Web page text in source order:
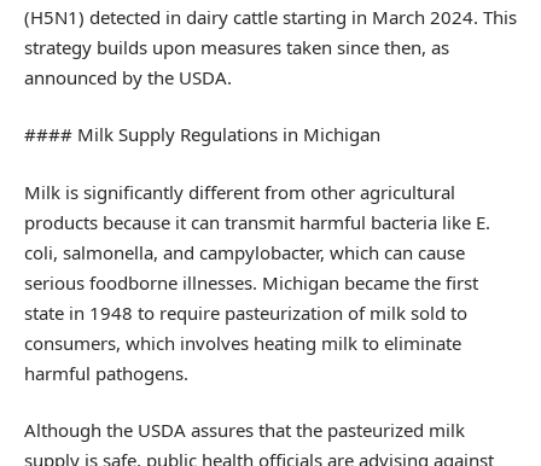
(H5N1) detected in dairy cattle starting in March 2024. This
strategy builds upon measures taken since then, as
announced by the USDA.
#### Milk Supply Regulations in Michigan
Milk is significantly different from other agricultural
products because it can transmit harmful bacteria like E.
coli, salmonella, and campylobacter, which can cause
serious foodborne illnesses. Michigan became the first
state in 1948 to require pasteurization of milk sold to
consumers, which involves heating milk to eliminate
harmful pathogens.
Although the USDA assures that the pasteurized milk
supply is safe, public health officials are advising against